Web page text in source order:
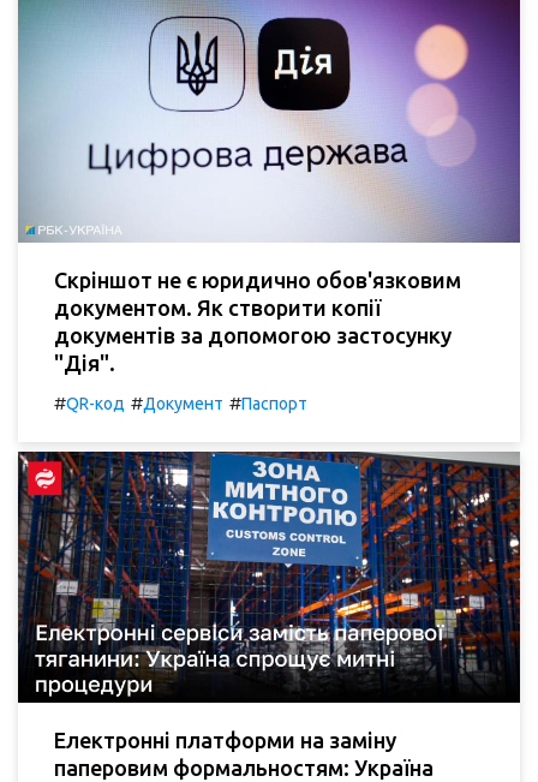
Скріншот не є юридично обов'язковим
документом. Як створити копії
документів за допомогою застосунку
"Дія".
#QR-код #Документ #Паспорт
Електронні платформи на заміну
паперовим формальностям: Україна